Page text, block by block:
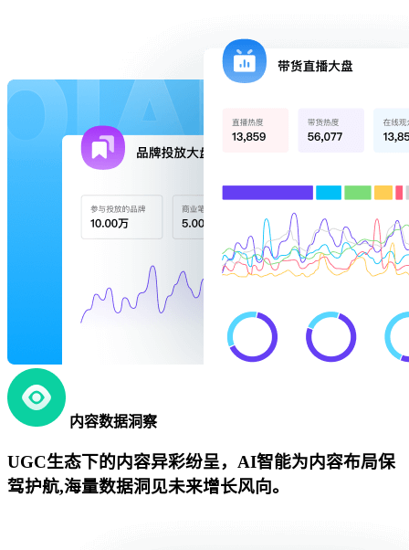
内容数据洞察
UGC生态下的内容异彩纷呈，AI智能为内容布局保
驾护航,海量数据洞见未来增长风向。